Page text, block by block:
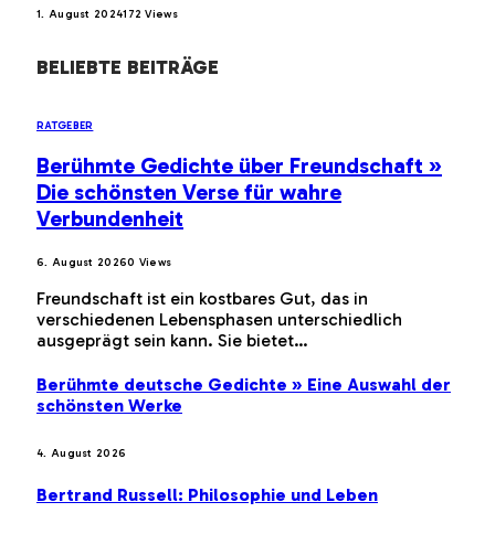
1. August 2024172Views
BELIEBTE BEITRÄGE
RATGEBER
Berühmte Gedichte über Freundschaft »
Die schönsten Verse für wahre
Verbundenheit
6. August 20260 Views
Freundschaft ist ein kostbares Gut, das in
verschiedenen Lebensphasen unterschiedlich
ausgeprägt sein kann. Sie bietet…
Berühmte deutsche Gedichte » Eine Auswahl der
schönsten Werke
4. August 2026
Bertrand Russell: Philosophie und Leben